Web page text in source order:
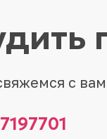
с